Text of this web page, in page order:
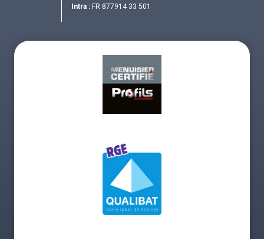
Intra : FR 877914 33 501